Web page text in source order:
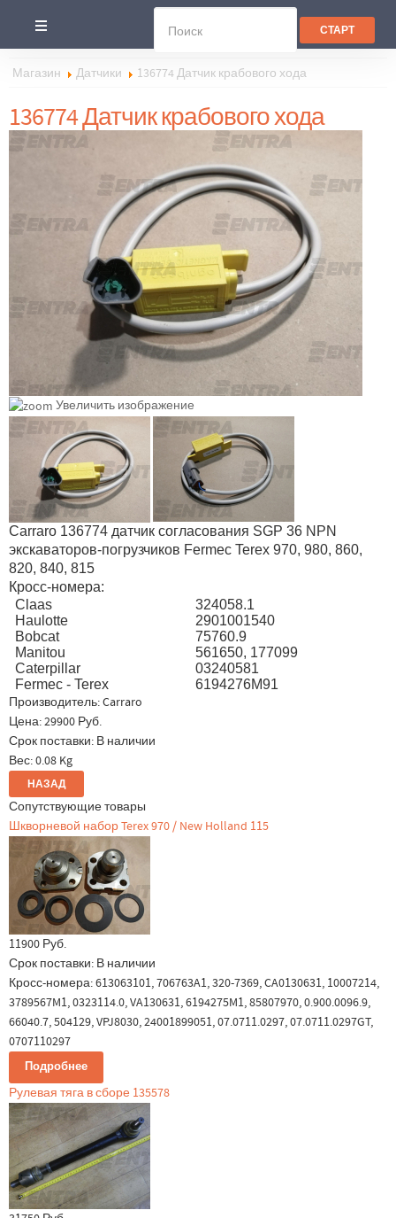
Магазин Датчики 136774 Датчик крабового хода
136774 Датчик крабового хода
Увеличить изображение
Carraro 136774 датчик согласования SGP 36 NPN
экскаваторов-погрузчиков Fermec Terex 970, 980, 860,
820, 840, 815
Кросс-номера:
Claas
324058.1
Haulotte
2901001540
Bobcat
75760.9
Manitou
561650, 177099
Caterpillar
03240581
Fermec - Terex
6194276M91
Производитель:Carraro
Цена:29900 Руб.
Срок поставки: В наличии
Вес:0.08 Kg
Сопутствующие товары
Шкворневой набор Terex 970 / New Holland 115
11900 Руб.
Срок поставки: В наличии
Кросс-номера: 613063101, 706763A1, 320-7369, CA0130631, 10007214,
3789567M1, 0323114.0, VA130631, 6194275M1, 85807970, 0.900.0096.9,
66040.7, 504129, VPJ8030, 24001899051, 07.0711.0297, 07.0711.0297GT,
0707110297
Подробнее
Рулевая тяга в сборе 135578